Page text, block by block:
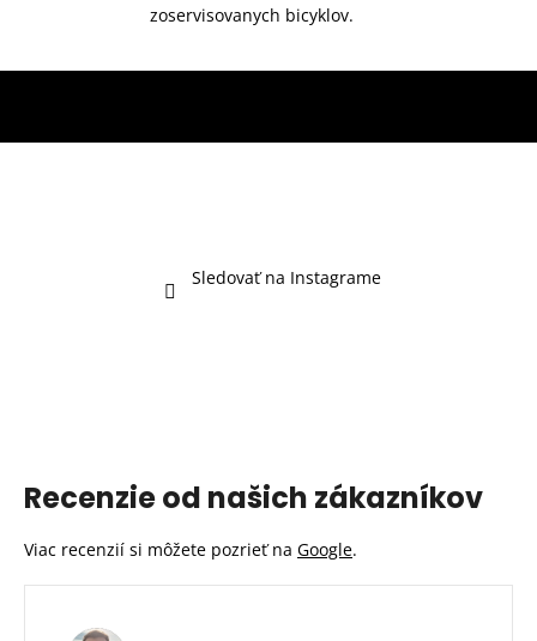
zoservisovanych bicyklov.
Sledovať na Instagrame
Recenzie od našich zákazníkov
Viac recenzií si môžete pozrieť na Google.